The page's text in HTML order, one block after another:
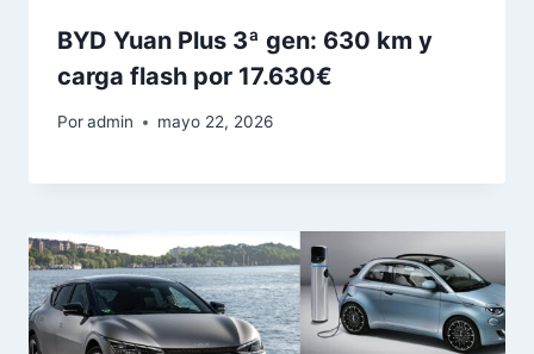
BYD Yuan Plus 3ª gen: 630 km y
carga flash por 17.630€
Poradmin mayo 22, 2026